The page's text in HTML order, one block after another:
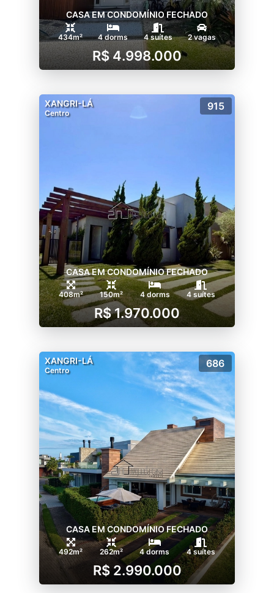
CASA EM CONDOMÍNIO FECHADO
434m² 4 dorms 4 suítes 2 vagas
R$ 4.998.000
XANGRI-LÁ
Centro
915
CASA EM CONDOMÍNIO FECHADO
408m² 150m² 4 dorms 4 suítes
R$ 1.970.000
XANGRI-LÁ
Centro
686
CASA EM CONDOMÍNIO FECHADO
492m² 262m² 4 dorms 4 suítes
R$ 2.990.000